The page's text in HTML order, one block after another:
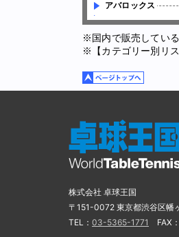
アバロックス
※国内で販売してい
※【カテゴリー別リ
株式会社 卓球王国
〒151-0072 東京都渋谷区幡
TEL： 03-5365-1771 FAX